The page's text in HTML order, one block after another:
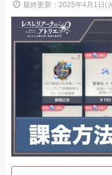
最終更新：2025年4月1日(